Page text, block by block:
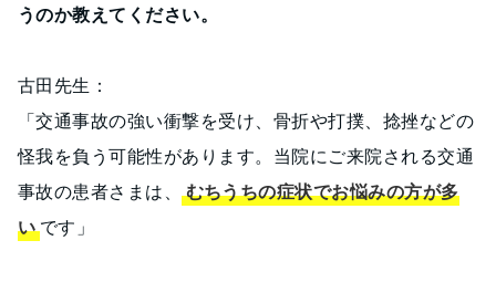
うのか教えてください。
古田先生：
「交通事故の強い衝撃を受け、骨折や打撲、捻挫などの
怪我を負う可能性があります。当院にご来院される交通
事故の患者さまは、むちうちの症状でお悩みの方が多
いです」